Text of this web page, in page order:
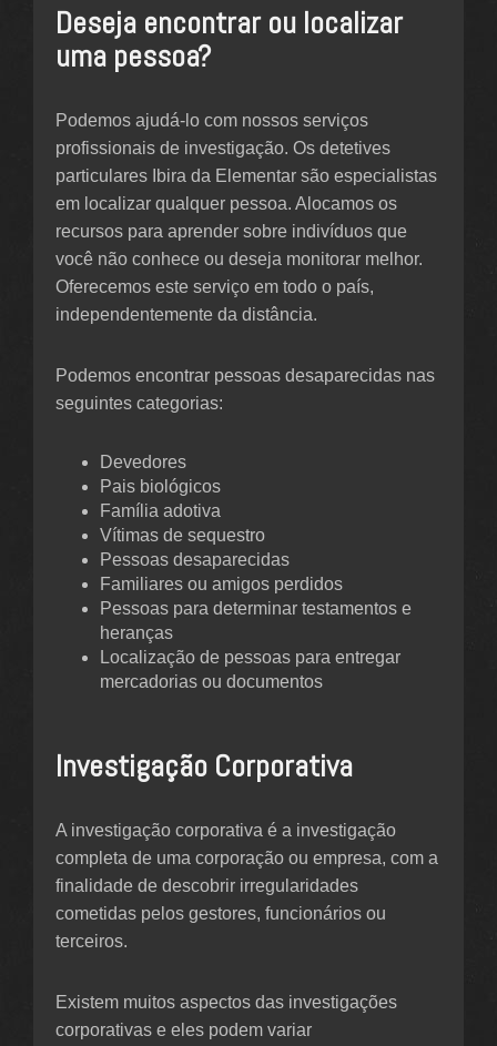
Deseja encontrar ou localizar
uma pessoa?
Podemos ajudá-lo com nossos serviços
profissionais de investigação. Os detetives
particulares Ibira da Elementar são especialistas
em localizar qualquer pessoa. Alocamos os
recursos para aprender sobre indivíduos que
você não conhece ou deseja monitorar melhor.
Oferecemos este serviço em todo o país,
independentemente da distância.
Podemos encontrar pessoas desaparecidas nas
seguintes categorias:
Devedores
Pais biológicos
Família adotiva
Vítimas de sequestro
Pessoas desaparecidas
Familiares ou amigos perdidos
Pessoas para determinar testamentos e
heranças
Localização de pessoas para entregar
mercadorias ou documentos
Investigação Corporativa
A investigação corporativa é a investigação
completa de uma corporação ou empresa, com a
finalidade de descobrir irregularidades
cometidas pelos gestores, funcionários ou
terceiros.
Existem muitos aspectos das investigações
corporativas e eles podem variar